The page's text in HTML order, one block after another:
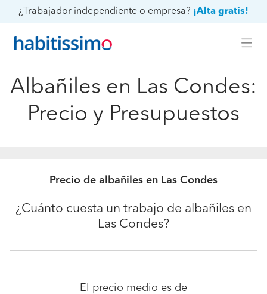
¿Trabajador independiente o empresa? ¡Alta gratis!
Albañiles en Las Condes:
Precio y Presupuestos
Precio de albañiles en Las Condes
¿Cuánto cuesta un trabajo de albañiles en
Las Condes?
El precio medio es de